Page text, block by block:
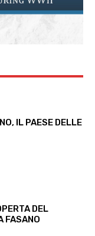
IL PAESE DELLE
DEL
FASANO